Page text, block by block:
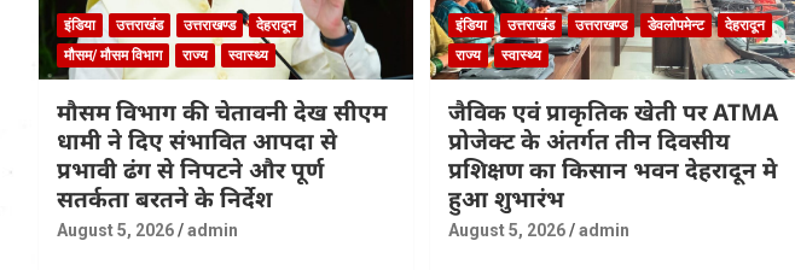
इंडिया उत्तराखंड उत्तराखण्ड
देहरादून
मौसम/ मौसम विभाग
राज्य स्वास्थ्य
मौसम विभाग की चेतावनी देख सीएम
धामी ने दिए संभावित आपदा से
प्रभावी ढंग से निपटने और पूर्ण
सतर्कता बरतने के निर्देश
August 5, 2026 admin
इंडिया उत्तराखंड उत्तराखण्ड डेवलोपमेन्ट
देहरादून
राज्य
स्वास्थ्य
जैविक एवं प्राकृतिक खेती पर ATMA
प्रोजेक्ट के अंतर्गत तीन दिवसीय
प्रशिक्षण का किसान भवन देहरादून मे
हुआ शुभारंभ
August 5, 2026 admin